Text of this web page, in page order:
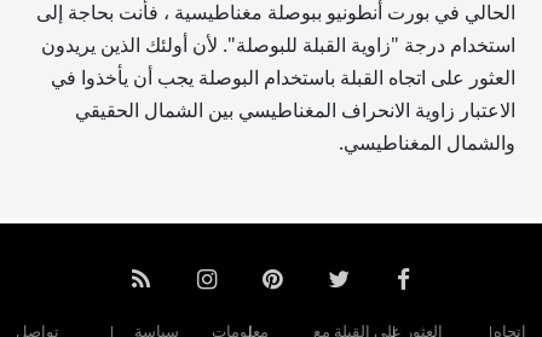
الحالي في بورت أنطونيو ببوصلة مغناطيسية ، فأنت بحاجة إلى
استخدام درجة "زاوية القبلة للبوصلة". لأن أولئك الذين يريدون
العثور على اتجاه القبلة باستخدام البوصلة يجب أن يأخذوا في
الاعتبار زاوية الانحراف المغناطيسي بين الشمال الحقيقي
والشمال المغناطيسي.
اتجاه العثور على القبلة مع معلومات سياسة تواصل